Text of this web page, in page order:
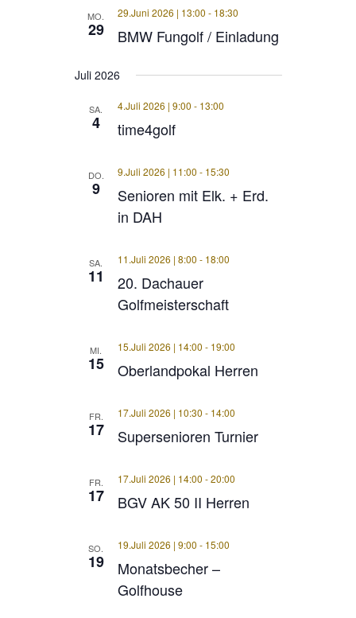
MO.
29 BMW Fungolf / Einladung
29.Juni 2026 | 13:00 - 18:30
Juli 2026
SA.
4 time4golf
4.Juli 2026 | 9:00 - 13:00
DO.
9
Senioren mit Elk. + Erd.
in DAH
9.Juli 2026 | 11:00 - 15:30
SA.
11
20. Dachauer
Golfmeisterschaft
11.Juli 2026 | 8:00 - 18:00
MI.
15 Oberlandpokal Herren
15.Juli 2026 | 14:00 - 19:00
FR.
17 Supersenioren Turnier
17.Juli 2026 | 10:30 - 14:00
FR.
17 BGV AK 50 II Herren
17.Juli 2026 | 14:00 -20:00
SO.
19
Monatsbecher –
Golfhouse
19.Juli 2026 | 9:00 - 15:00